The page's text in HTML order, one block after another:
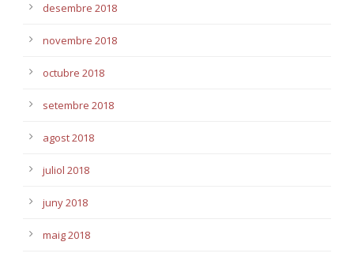
desembre 2018
novembre 2018
octubre 2018
setembre 2018
agost 2018
juliol 2018
juny 2018
maig 2018